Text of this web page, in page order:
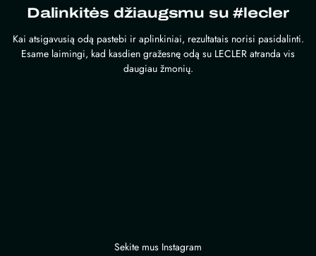
Dalinkitės džiaugsmu su #lecler
Kai atsigavusią odą pastebi ir aplinkiniai, rezultatais norisi pasidalinti.
Esame laimingi, kad kasdien gražesnę odą su LECLER atranda vis
daugiau žmonių.
Sekite mus Instagram